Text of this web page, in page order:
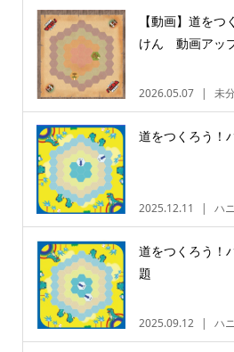
【動画】道をつ
けん 動画アッ
2026.05.07 未
道をつくろう！
2025.12.11 ハ
道をつくろう
題
2025.09.12 ハ